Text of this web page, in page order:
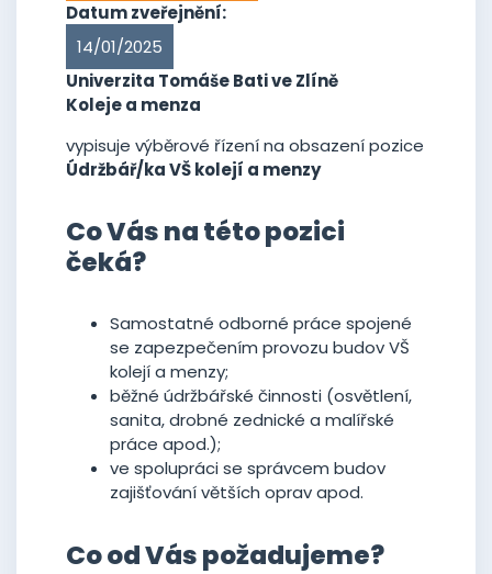
Datum zveřejnění:
14/01/2025
Univerzita Tomáše Bati ve Zlíně
Koleje a menza
vypisuje výběrové řízení na obsazení pozice
Údržbář/ka VŠ kolejí a menzy
Co Vás na této pozici
čeká?
Samostatné odborné práce spojené
se zapezpečením provozu budov VŠ
kolejí a menzy;
běžné údržbářské činnosti (osvětlení,
sanita, drobné zednické a malířské
práce apod.);
ve spolupráci se správcem budov
zajišťování větších oprav apod.
Co od Vás požadujeme?